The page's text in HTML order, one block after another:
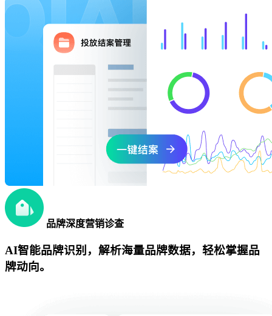
品牌深度营销诊查
AI智能品牌识别，解析海量品牌数据，轻松掌握品
牌动向。